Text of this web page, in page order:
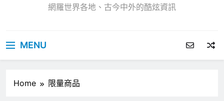
感動落淚也笑到流淚的斷髮式
網羅世界各地、古今中外的酷炫資訊
MENU
Home 限量商品